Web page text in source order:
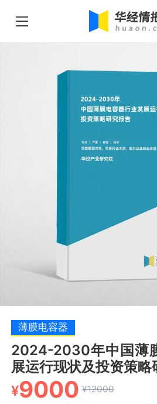
薄膜电容器
2024-2030年中国薄
展运行现状及投资策略
¥9000 ¥12000